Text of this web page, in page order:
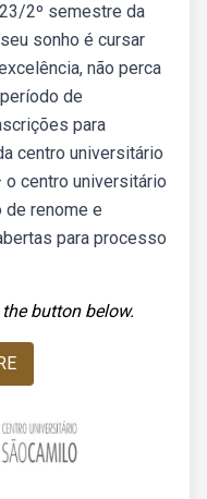
2º semestre da
sonho é cursar
não perca
de
para
centro universitário
centro universitário
de renome e
para processo
button below.